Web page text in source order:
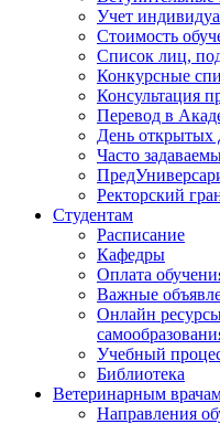
Учет
Стоимость
Список лиц,
Конкурсные
Консультация
Перевод в
День открытых
Часто
Ректорский
Студентам
Расписание
Кафедры
Оплата
Важные
Онлайн
Учебный
Библиотека
Ветеринарным
Направления